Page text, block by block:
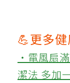
💪更多
‧電風扇
潔法 多加